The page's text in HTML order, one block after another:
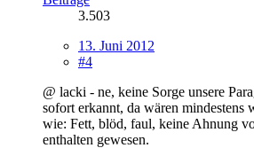
3.503
13. Juni 2012
#4
@ lacki - ne, keine Sorge unsere
sofort erkannt, da wären mindestens
wie: Fett, blöd, faul, keine Ahnung
enthalten gewesen.